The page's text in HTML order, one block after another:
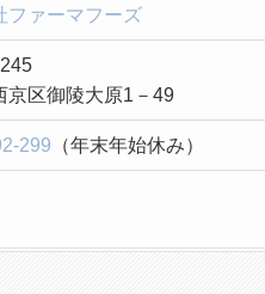
ファーマフーズ
京区御陵大原1－49
299 （年末年始休み）